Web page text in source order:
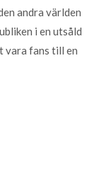
andra världen
i en utsåld
vara fans till en